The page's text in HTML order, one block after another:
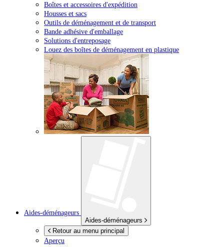
Boîtes et accessoires d'expédition
Housses et sacs
Outils de déménagement et de transport
Bande adhésive d'emballage
Solutions d'entreposage
Louez des boîtes de déménagement en plastique
Aides-déménageurs
Aides-déménageurs
Retour au menu principal
Aperçu